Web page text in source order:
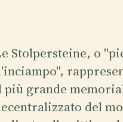
Stolpersteine, o
più grande
del